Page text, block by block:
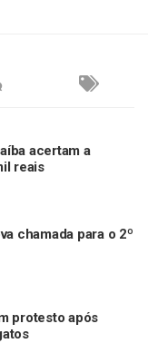
acertam a
reais
chamada para o 2º
protesto após